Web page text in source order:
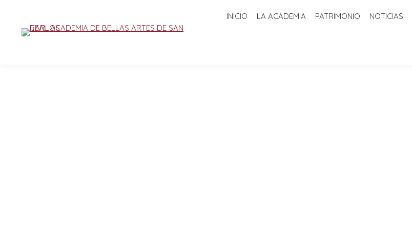
LA ACADEMIA PATRIMONIO NOTICIAS ACTIVIDADES
INICIO LA ACADEMIA PATRIMONIO NOTICIAS